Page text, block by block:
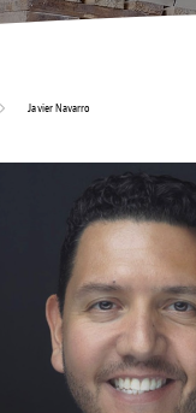
Javier Navarro